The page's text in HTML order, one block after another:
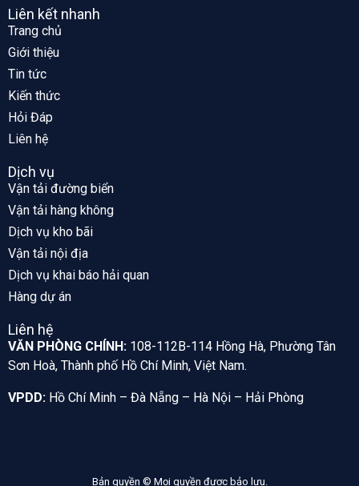
Liên kết nhanh
Trang chủ
Giới thiệu
Tin tức
Kiến thức
Hỏi Đáp
Liên hệ
Dịch vụ
Vận tải đường biển
Vận tải hàng không
Dịch vụ kho bãi
Vận tải nội địa
Dịch vụ khai báo hải quan
Hàng dự án
Liên hệ
VĂN PHÒNG CHÍNH: 108-112B-114 Hồng Hà, Phường Tân
Sơn Hoà, Thành phố Hồ Chí Minh, Việt Nam.
VPDD: Hồ Chí Minh – Đà Nẵng – Hà Nội – Hải Phòng
Bản quyền © Mọi quyền được bảo lưu.